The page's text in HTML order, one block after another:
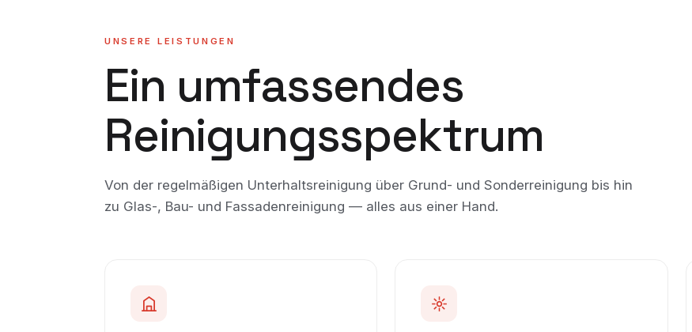
UNSERE LEISTUNGEN
Ein umfassendes
Reinigungs­spektrum
Von der regelmäßigen Unterhaltsreinigung über Grund- und Sonderreinigung bis hin
zu Glas-, Bau- und Fassadenreinigung — alles aus einer Hand.